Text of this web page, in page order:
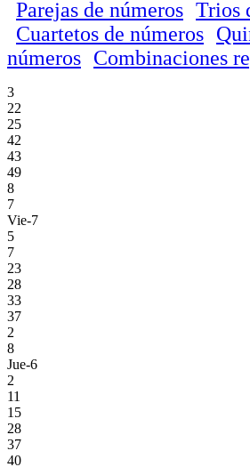
Parejas de números Trios
Cuartetos de números
números Combinaciones
3
22
25
42
43
49
8
7
Vie-7
5
7
23
28
33
37
2
8
Jue-6
2
11
15
28
37
40